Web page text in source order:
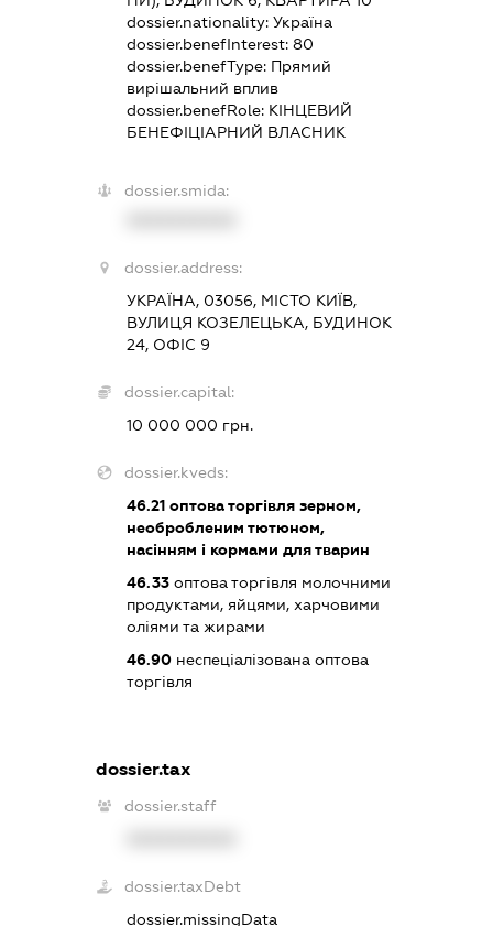
dossier.nationality: Україна
dossier.benefInterest: 80
dossier.benefType: Прямий
вирішальний вплив
dossier.benefRole: КІНЦЕВИЙ
БЕНЕФІЦІАРНИЙ ВЛАСНИК
dossier.smida:
dossier.address:
УКРАЇНА, 03056, МІСТО КИЇВ,
ВУЛИЦЯ КОЗЕЛЕЦЬКА, БУДИНОК
24, ОФІС 9
dossier.capital:
10 000 000 грн.
dossier.kveds:
46.21оптова торгівля зерном,
необробленим тютюном,
насінням і кормами для тварин
46.33оптова торгівля молочними
продуктами, яйцями, харчовими
оліями та жирами
46.90неспеціалізована оптова
торгівля
dossier.tax
dossier.staff
dossier.taxDebt
dossier.missingData